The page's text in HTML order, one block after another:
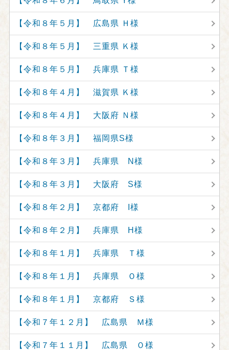
【令和８年５月】 広島県 Ｈ様
【令和８年５月】 三重県 Ｋ様
【令和８年５月】 兵庫県 Ｔ様
【令和８年４月】 滋賀県 Ｋ様
【令和８年４月】 大阪府 Ｎ様
【令和８年３月】 福岡県S様
【令和８年３月】 兵庫県 N様
【令和８年３月】 大阪府 S様
【令和８年２月】 京都府 I様
【令和８年２月】 兵庫県 H様
【令和８年１月】 兵庫県 Ｔ様
【令和８年１月】 兵庫県 Ｏ様
【令和８年１月】 京都府 Ｓ様
【令和７年１２月】 広島県 Ｍ様
【令和７年１１月】 広島県 Ｏ様